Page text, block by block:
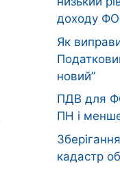
доходу
Як
новий”
ПДВ для
ПН і
кадастр